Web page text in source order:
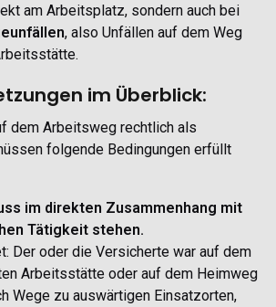
am Arbeitsplatz, sondern auch bei
, also Unfällen auf dem Weg
im Überblick:
dem Arbeitsweg rechtlich als
folgende Bedingungen erfüllt
im direkten Zusammenhang mit
Tätigkeit stehen.
Der oder die Versicherte war auf dem
Arbeitsstätte oder auf dem Heimweg
Wege zu auswärtigen Einsatzorten,